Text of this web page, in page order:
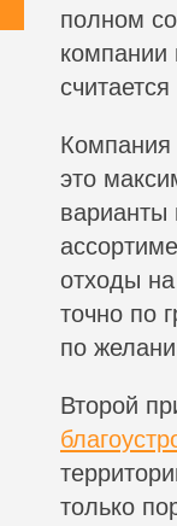
полном
компании
Компания
это
варианты
отходы
точно по
по
Второй
только